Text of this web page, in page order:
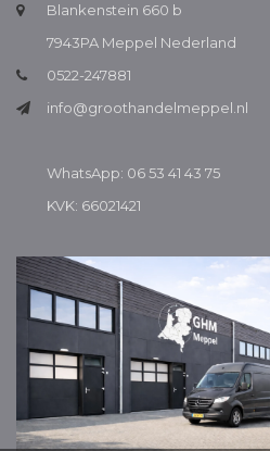
Blankenstein 660 b
7943PA Meppel Nederland
0522-247881
info@groothandelmeppel.nl
WhatsApp: 06 53 41 43 75
KVK: 66021421